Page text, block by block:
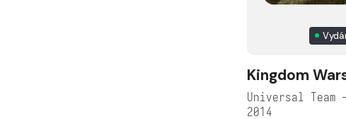
Kingdom
Universal Team
2014